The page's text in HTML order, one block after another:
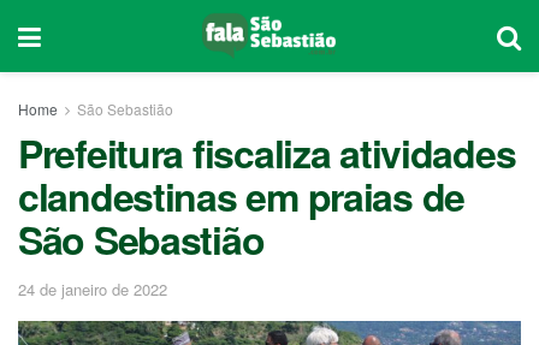
Home São Sebastião
Prefeitura fiscaliza atividades
clandestinas em praias de
São Sebastião
24 de janeiro de 2022